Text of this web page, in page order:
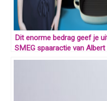
Dit enorme bedrag geef je
SMEG spaaractie van Albert